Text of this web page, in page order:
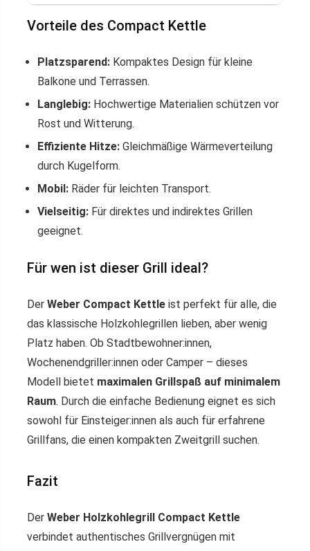
Vorteile des Compact Kettle
Platzsparend: Kompaktes Design für kleine
Balkone und Terrassen.
Langlebig: Hochwertige Materialien schützen vor
Rost und Witterung.
Effiziente Hitze: Gleichmäßige Wärmeverteilung
durch Kugelform.
Mobil: Räder für leichten Transport.
Vielseitig: Für direktes und indirektes Grillen
geeignet.
Für wen ist dieser Grill ideal?
Der Weber Compact Kettle ist perfekt für alle, die
das klassische Holzkohlegrillen lieben, aber wenig
Platz haben. Ob Stadtbewohner:innen,
Wochenendgriller:innen oder Camper – dieses
Modell bietet maximalen Grillspaß auf minimalem
Raum. Durch die einfache Bedienung eignet es sich
sowohl für Einsteiger:innen als auch für erfahrene
Grillfans, die einen kompakten Zweitgrill suchen.
Fazit
Der Weber Holzkohlegrill Compact Kettle
verbindet authentisches Grillvergnügen mit